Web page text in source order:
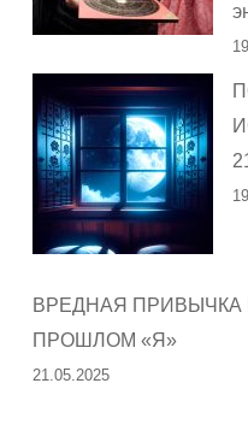
ВРЕДНАЯ ПРИВЫЧКА
ПРОШЛОМ «Я»
21.05.2025